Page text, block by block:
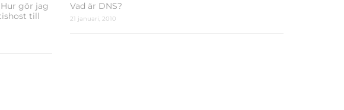
gör jag
till
Vad är DNS?
21 januari, 2010